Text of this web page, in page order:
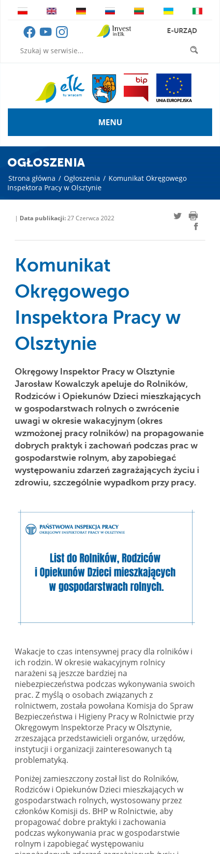
E-URZĄD
MENU
OGŁOSZENIA
Strona główna / Ogłoszenia / Komunikat Okręgowego
Inspektora Pracy w Olsztynie
| Data publikacji:27 Czerwca 2022
Komunikat
Okręgowego
Inspektora Pracy w
Olsztynie
Okręgowy Inspektor Pracy w Olsztynie
Jarosław Kowalczyk apeluje do Rolników,
Rodziców i Opiekunów Dzieci mieszkających
w gospodarstwach rolnych o zwrócenie
uwagi w okresie wakacyjnym (okres
wzmożonej pracy rolników) na propagowanie
dobrych praktyk i zachowań podczas prac w
gospodarstwie rolnym, aby zapobiegać
występowaniu zdarzeń zagrażających życiu i
zdrowiu, szczególnie wypadkom przy pracy.
Wakacje to czas intensywnej pracy dla rolników i
ich rodzin. W okresie wakacyjnym rolnicy
narażeni są jeszcze bardziej na
niebezpieczeństwa podczas wykonywania swoich
prac. Z myślą o osobach związanych z
rolnictwem, została powołana Komisja do Spraw
Bezpieczeństwa i Higieny Pracy w Rolnictwie przy
Okręgowym Inspektorze Pracy w Olsztynie,
zrzeszająca przedstawicieli organów, urzędów,
instytucji i organizacji zainteresowanych tą
problematyką.
Poniżej zamieszczony został list do Rolników,
Rodziców i Opiekunów Dzieci mieszkających w
gospodarstwach rolnych, wystosowany przez
członków Komisji ds. BHP w Rolnictwie, aby
propagować dobre praktyki i zachowania
podczas wykonywania prac w gospodarstwie
rolnym i zapobiegać występowaniu